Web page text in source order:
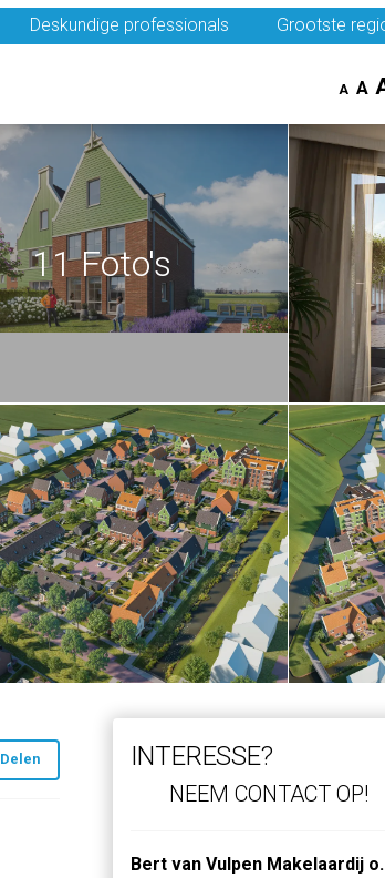
Deskundige professionals Grootste
A A
11 Foto's
Delen INTERESSE?
NEEM CONTACT OP!
Bert van Vulpen Makelaardij